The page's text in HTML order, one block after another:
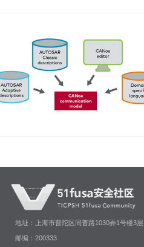
地址：上海市普陀区同普路1030弄1号楼3层
邮编：200333